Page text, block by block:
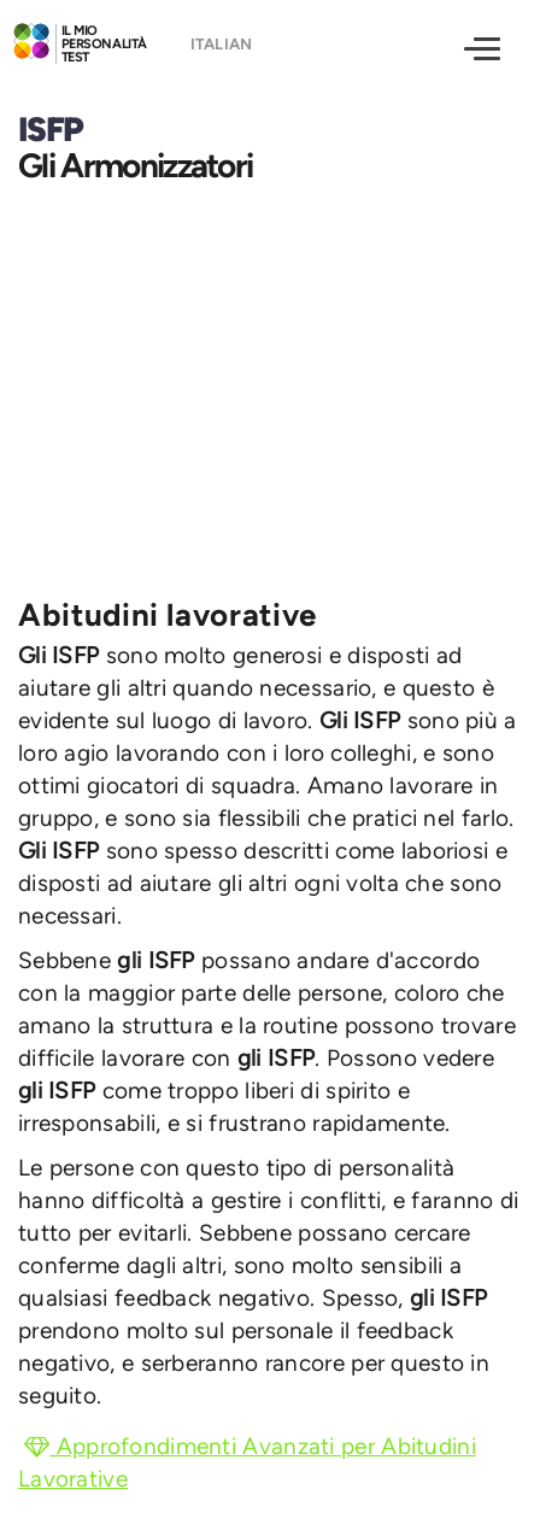
IL MIO
PERSONALITÀ
TEST
ISFP
Gli Armonizzatori
Abitudini lavorative
Gli ISFP sono molto generosi e disposti ad
aiutare gli altri quando necessario, e questo è
evidente sul luogo di lavoro. Gli ISFP sono più a
loro agio lavorando con i loro colleghi, e sono
ottimi giocatori di squadra. Amano lavorare in
gruppo, e sono sia flessibili che pratici nel farlo.
Gli ISFP sono spesso descritti come laboriosi e
disposti ad aiutare gli altri ogni volta che sono
necessari.
Sebbenegli ISFP possano andare d'accordo
con la maggior parte delle persone, coloro che
amano la struttura e la routine possono trovare
difficile lavorare con gli ISFP. Possono vedere
gli ISFP come troppo liberi di spirito e
irresponsabili, e si frustrano rapidamente.
Le persone con questo tipo di personalità
hanno difficoltà a gestire i conflitti, e faranno di
tutto per evitarli. Sebbene possano cercare
conferme dagli altri, sono molto sensibili a
qualsiasi feedback negativo. Spesso, gli ISFP
prendono molto sul personale il feedback
negativo, e serberanno rancore per questo in
seguito.
Approfondimenti Avanzati per Abitudini
Lavorative